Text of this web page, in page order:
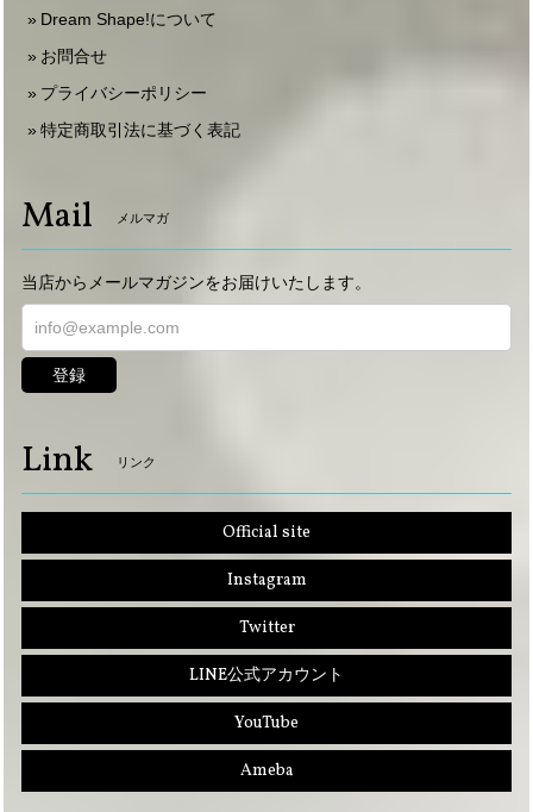
Dream Shape!について
お問合せ
プライバシーポリシー
特定商取引法に基づく表記
Mail メルマガ
当店からメールマガジンをお届けいたします。
登録
Link リンク
Official site
Instagram
Twitter
LINE公式アカウント
YouTube
Ameba